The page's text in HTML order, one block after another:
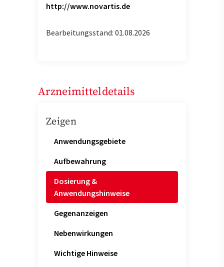
http://www.novartis.de
Bearbeitungsstand: 01.08.2026
Arzneimitteldetails
Zeigen
Anwendungsgebiete
Aufbewahrung
Dosierung &
Anwendungshinweise
Gegenanzeigen
Nebenwirkungen
Wichtige Hinweise